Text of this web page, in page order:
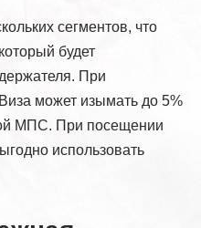
сегментов, что
будет
При
может изымать до 5%
МПС. При посещении
использовать